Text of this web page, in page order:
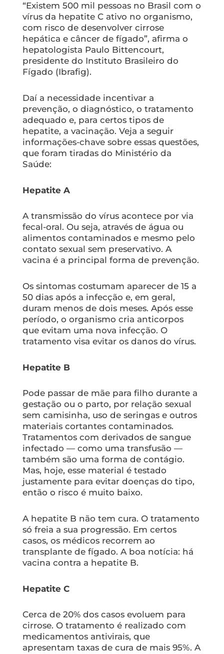
“Existem 500 mil pessoas no Brasil com o
vírus da hepatite C ativo no organismo,
com risco de desenvolver cirrose
hepática e câncer de fígado”, afirma o
hepatologista Paulo Bittencourt,
presidente do Instituto Brasileiro do
Fígado (Ibrafig).
Daí a necessidade incentivar a
prevenção, o diagnóstico, o tratamento
adequado e, para certos tipos de
hepatite, a vacinação. Veja a seguir
informações-chave sobre essas questões,
que foram tiradas do Ministério da
Saúde:
Hepatite A
A transmissão do vírus acontece por via
fecal-oral. Ou seja, através de água ou
alimentos contaminados e mesmo pelo
contato sexual sem preservativo. A
vacina é a principal forma de prevenção.
Os sintomas costumam aparecer de 15 a
50 dias após a infecção e, em geral,
duram menos de dois meses. Após esse
período, o organismo cria anticorpos
que evitam uma nova infecção. O
tratamento visa evitar os danos do vírus.
Hepatite B
Pode passar de mãe para filho durante a
gestação ou o parto, por relação sexual
sem camisinha, uso de seringas e outros
materiais cortantes contaminados.
Tratamentos com derivados de sangue
infectado — como uma transfusão —
também são uma forma de contágio.
Mas, hoje, esse material é testado
justamente para evitar doenças do tipo,
então o risco é muito baixo.
A hepatite B não tem cura. O tratamento
só freia a sua progressão. Em certos
casos, os médicos recorrem ao
transplante de fígado. A boa notícia: há
vacina contra a hepatite B.
Hepatite C
Cerca de 20% dos casos evoluem para
cirrose. O tratamento é realizado com
medicamentos antivirais, que
apresentam taxas de cura de mais 95%. A